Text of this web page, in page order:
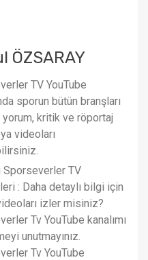
ÖZSARAY
TV YouTube
sporun bütün branşları
kritik ve röportaj
videoları
Sporseverler TV
: Daha detaylı bilgi için
izler misiniz?
Tv YouTube kanalımı
unutmayınız.
Tv YouTube